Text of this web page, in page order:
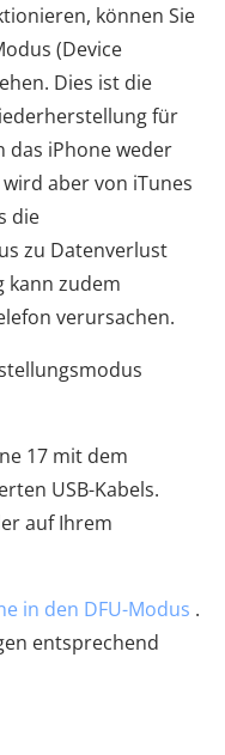
können Sie
(Device
Dies ist die
für
das iPhone weder
aber von iTunes
die
zu Datenverlust
kann zudem
verursachen.
17 mit dem
USB-Kabels.
auf Ihrem
in den DFU-Modus .
entsprechend